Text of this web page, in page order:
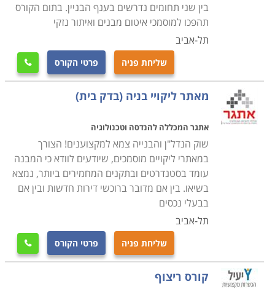
בין שני תחומים נדרשים בענף הבניין. בתום הקורס
תהפכו למוסמכי איטום מבנים ואיתור נזקי
תל-אביב
שליחת פניה פרטי הקורס 
מאתר ליקויי בניה (בדק בית)
אתגר המכללה להנדסה וטכנולוגיה
שוק הנדל"ן והבנייה צמא למקצוענים! הצורך
במאתרי ליקויים מוסמכים, שיודעים לוודא כי המבנה
עומד בסטנדרטים ובתקנים המחמירים ביותר, נמצא
בשיאו. בין אם מדובר ברוכשי דירות חדשות ובין אם
בבעלי נכסים
תל-אביב
שליחת פניה פרטי הקורס 
קורס ריצוף